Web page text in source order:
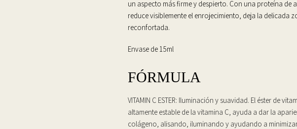
un aspecto más firme y despierto. Con una proteína de
reduce visiblemente el enrojecimiento, deja la delicada
reconfortada.
Envase de 15ml
FÓRMULA
VITAMIN C ESTER: Iluminación y suavidad. El éster de
altamente estable de la vitamina C, ayuda a dar la
colágeno, alisando, iluminando y ayudando a